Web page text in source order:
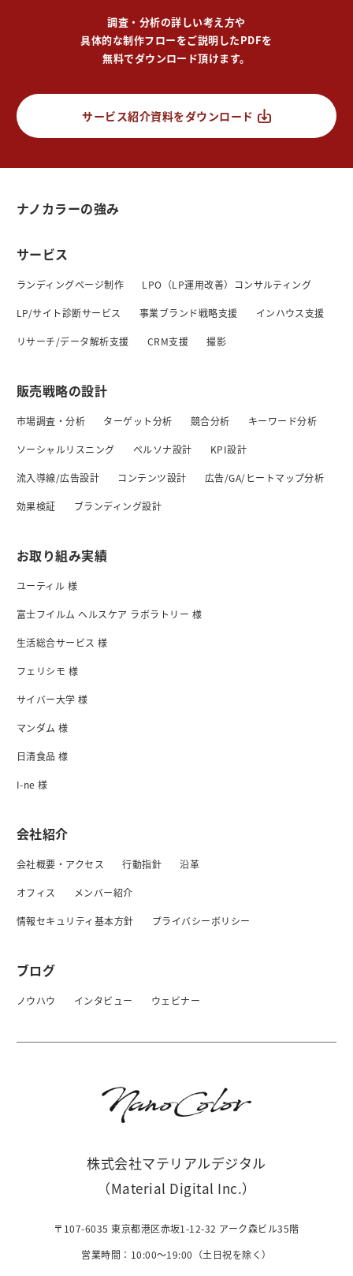
調査・分析の詳しい考え方や
具体的な制作フローをご説明したPDFを
無料でダウンロード頂けます。
サービス紹介資料をダウンロード
ナノカラーの強み
サービス
ランディングページ制作 LPO（LP運用改善）コンサルティング
LP/サイト診断サービス 事業ブランド戦略支援 インハウス支援
リサーチ/データ解析支援 CRM支援 撮影
販売戦略の設計
市場調査・分析 ターゲット分析 競合分析 キーワード分析
ソーシャルリスニング ペルソナ設計 KPI設計
流入導線/広告設計 コンテンツ設計 広告/GA/ヒートマップ分析
効果検証 ブランディング設計
お取り組み実績
ユーティル 様
富士フイルム ヘルスケア ラボラトリー 様
生活総合サービス 様
フェリシモ 様
サイバー大学 様
マンダム 様
日清食品 様
I-ne 様
会社紹介
会社概要・アクセス 行動指針 沿革
オフィス メンバー紹介
情報セキュリティ基本方針 プライバシーボリシー
ブログ
ノウハウ インタビュー ウェビナー
株式会社マテリアルデジタル
（Material Digital Inc.）
〒107-6035 東京都港区赤坂1-12-32 アーク森ビル35階
営業時間：10:00〜19:00（土日祝を除く）